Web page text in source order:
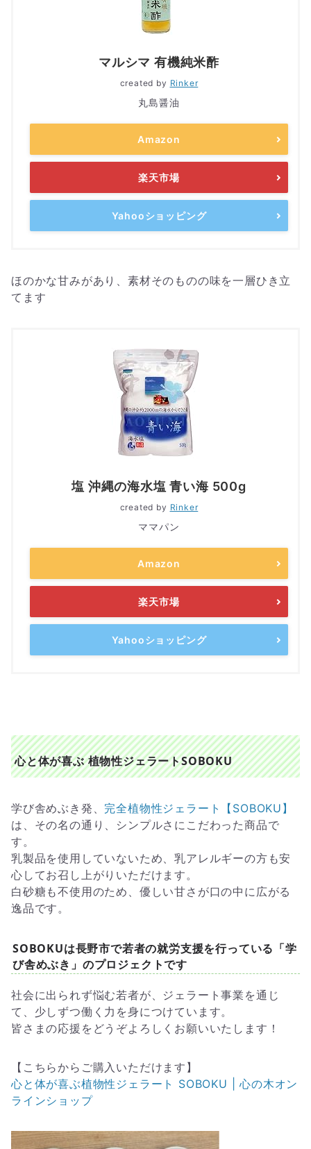
マルシマ 有機純米酢
created by Rinker
丸島醤油
Amazon
楽天市場
Yahooショッピング
ほのかな甘みがあり、素材そのものの味を一層ひき立
てます
塩 沖縄の海水塩 青い海 500g
created by Rinker
ママパン
Amazon
楽天市場
Yahooショッピング
心と体が喜ぶ 植物性ジェラートSOBOKU
学び舎めぶき発、 完全植物性ジェラート【SOBOKU】
は、その名の通り、シンプルさにこだわった商品で
す。
乳製品を使用していないため、乳アレルギーの方も安
心してお召し上がりいただけます。
白砂糖も不使用のため、優しい甘さが口の中に広がる
逸品です。
SOBOKUは長野市で若者の就労支援を行っている「学
び舎めぶき」のプロジェクトです
社会に出られず悩む若者が、ジェラート事業を通じ
て、少しずつ働く力を身につけています。
皆さまの応援をどうぞよろしくお願いいたします！
【こちらからご購入いただけます】
心と体が喜ぶ植物性ジェラート SOBOKU | 心の木オン
ラインショップ